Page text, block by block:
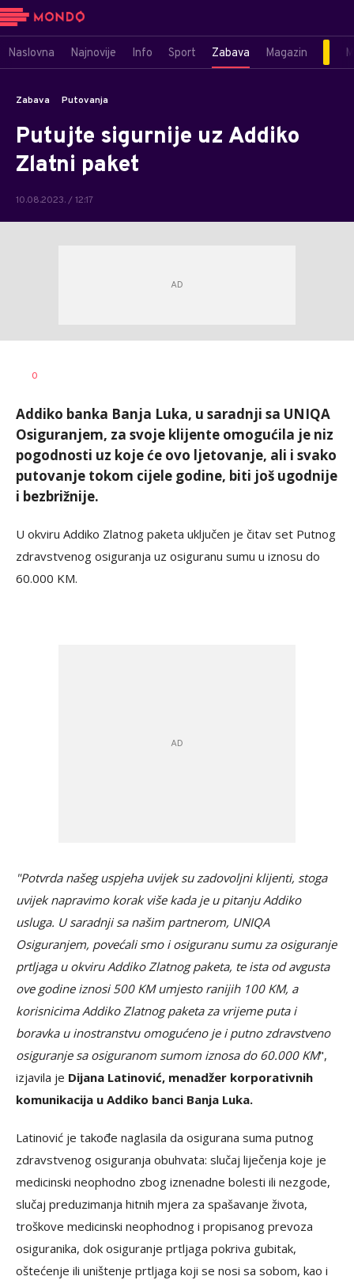
Naslovna Najnovije Info Sport Zabava Magazin
Zabava Putovanja
Putujte sigurnije uz Addiko
Zlatni paket
10.08.2023. / 12:17
AUTOR
0
Addiko banka Banja Luka, u saradnji sa UNIQA
Osiguranjem, za svoje klijente omogućila je niz
pogodnosti uz koje će ovo ljetovanje, ali i svako
putovanje tokom cijele godine, biti još ugodnije
i bezbrižnije.
U okviru Addiko Zlatnog paketa uključen je čitav set Putnog
zdravstvenog osiguranja uz osiguranu sumu u iznosu do
60.000 KM.
"Potvrda našeg uspjeha uvijek su zadovoljni klijenti, stoga
uvijek napravimo korak više kada je u pitanju Addiko
usluga. U saradnji sa našim partnerom, UNIQA
Osiguranjem, povećali smo i osiguranu sumu za osiguranje
prtljaga u okviru Addiko Zlatnog paketa, te ista od avgusta
ove godine iznosi 500 KM umjesto ranijih 100 KM, a
korisnicima Addiko Zlatnog paketa za vrijeme puta i
boravka u inostranstvu omogućeno je i putno zdravstveno
osiguranje sa osiguranom sumom iznosa do 60.000 KM",
izjavila je Dijana Latinović, menadžer korporativnih
komunikacija u Addiko banci Banja Luka.
Latinović je takođe naglasila da osigurana suma putnog
zdravstvenog osiguranja obuhvata: slučaj liječenja koje je
medicinski neophodno zbog iznenadne bolesti ili nezgode,
slučaj preduzimanja hitnih mjera za spašavanje života,
troškove medicinski neophodnog i propisanog prevoza
osiguranika, dok osiguranje prtljaga pokriva gubitak,
oštećenje ili uništenje prtljaga koji se nosi sa sobom, kao i